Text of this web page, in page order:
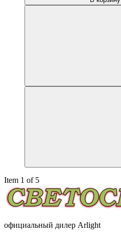
Item 1 of 5
официальный дилер Arlight